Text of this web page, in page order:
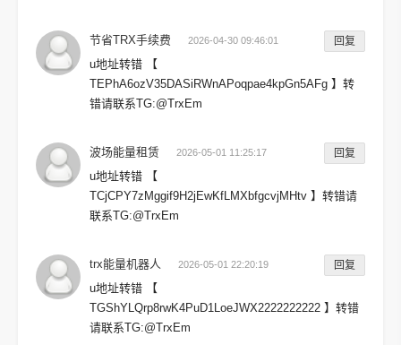
节省TRX手续费 2026-04-30 09:46:01 回复
u地址转错 【
TEPhA6ozV35DASiRWnAPoqpae4kpGn5AFg 】转
错请联系TG:@TrxEm
波场能量租赁 2026-05-01 11:25:17 回复
u地址转错 【
TCjCPY7zMggif9H2jEwKfLMXbfgcvjMHtv 】转错请
联系TG:@TrxEm
trx能量机器人 2026-05-01 22:20:19 回复
u地址转错 【
TGShYLQrp8rwK4PuD1LoeJWX2222222222 】转错
请联系TG:@TrxEm